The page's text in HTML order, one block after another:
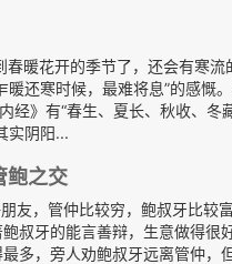
春暖花开的季节了，还会有寒流
暖还寒时候，最难将息”的感慨
经》有“春生、夏长、秋收、冬
实阴阳...
鲍之交
友，管仲比较穷，鲍叔牙比较
叔牙的能言善辩，生意做得很
多，旁人劝鲍叔牙远离管仲，